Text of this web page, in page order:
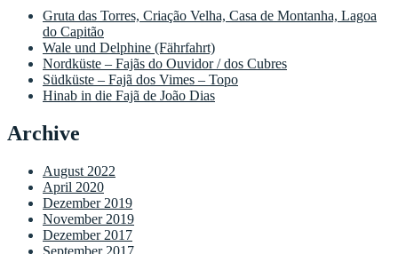
Gruta das Torres, Criação Velha, Casa de Montanha, Lagoa
do Capitão
Wale und Delphine (Fährfahrt)
Nordküste – Fajãs do Ouvidor / dos Cubres
Südküste – Fajã dos Vimes – Topo
Hinab in die Fajã de João Dias
Archive
August 2022
April 2020
Dezember 2019
November 2019
Dezember 2017
September 2017